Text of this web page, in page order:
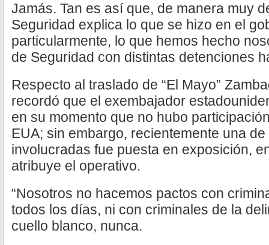
Jamás. Tan es así que, de manera muy
Seguridad explica lo que se hizo en el
particularmente, lo que hemos hecho
de Seguridad con distintas detenciones
Respecto al traslado de “El Mayo”
recordó que el exembajador
en su momento que no hubo
EUA; sin embargo, recientemente una
involucradas fue puesta en exposición,
atribuye el operativo.
“Nosotros no hacemos pactos con
todos los días, ni con criminales de la
cuello blanco, nunca.